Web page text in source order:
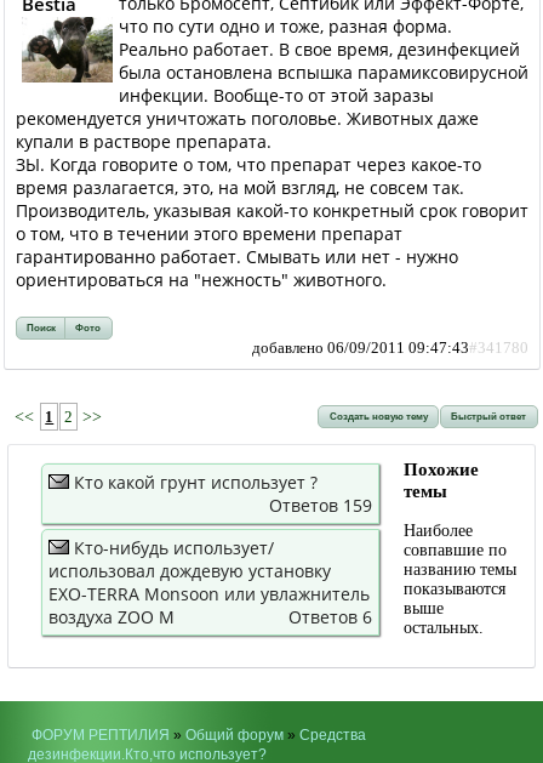
что по сути одно и тоже, разная форма.
Реально работает. В свое время, дезинфекцией
была остановлена вспышка парамиксовирусной
инфекции. Вообще-то от этой заразы
рекомендуется уничтожать поголовье. Животных даже
купали в растворе препарата.
ЗЫ. Когда говорите о том, что препарат через какое-то
время разлагается, это, на мой взгляд, не совсем так.
Производитель, указывая какой-то конкретный срок говорит
о том, что в течении этого времени препарат
гарантированно работает. Смывать или нет - нужно
ориентироваться на "нежность" животного.
Поиск Фото
добавлено 06/09/2011 09:47:43#341780
<< 1 2 >> Создать новую тему Быстрый ответ
Кто какой грунт использует ?
Ответов 159
Кто-нибудь использует/
использовал дождевую установку
EXO-TERRA Monsoon или увлажнитель
воздуха ZOO M
Ответов 6
Похожие
темы
Наиболее
совпавшие по
названию темы
показываются
выше
остальных.
ФОРУМ РЕПТИЛИЯ » Общий форум» Средства
дезинфекции.Кто,что использует?